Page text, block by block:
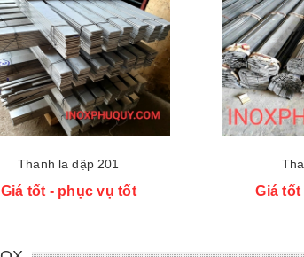
Thanh la dập 201
Giá tốt - phục vụ tốt Giá